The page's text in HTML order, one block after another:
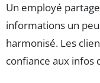
Un employé
informations un
harmonisé. Les
confiance aux infos